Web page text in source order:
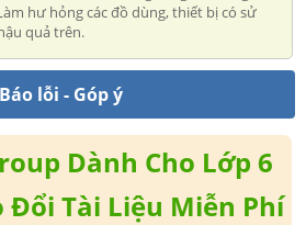
hư hỏng các đồ dùng, thiết bị có sử
quả trên.
Báo lỗi - Góp ý
Dành Cho Lớp 6
Đổi Tài Liệu Miễn Phí